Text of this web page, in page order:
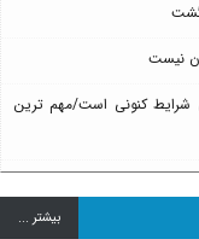
نیست
شرایط کنونی است/مهم ترین
بيشتر ...